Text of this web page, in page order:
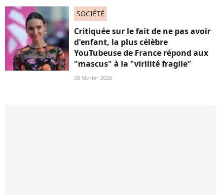
SOCIÉTÉ
Critiquée sur le fait de ne pas avoir
d'enfant, la plus célèbre
YouTubeuse de France répond aux
"mascus" à la "virilité fragile"
20 février 2026